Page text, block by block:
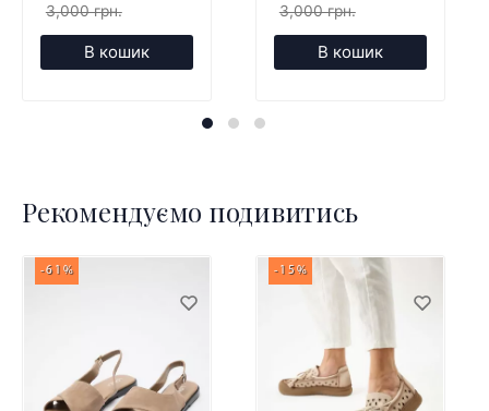
3,000 грн.
В кошик
3,000 грн.
В кошик
Рекомендуємо подивитись
-61% -15%